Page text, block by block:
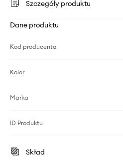
Szczegóły produktu
Dane produktu
Kod producenta
Kolor
Marka
ID Produktu
Skład